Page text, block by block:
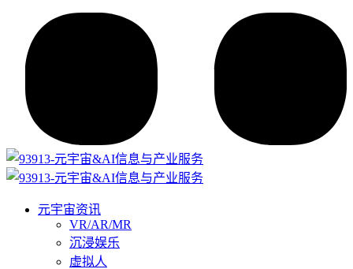
元宇宙资讯
VR/AR/MR
沉浸娱乐
虚拟人